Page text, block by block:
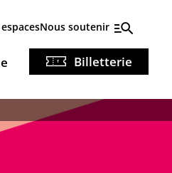
Nous soutenir
Billetterie